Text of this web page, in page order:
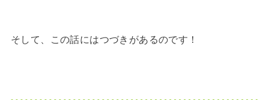
そして、この話にはつづきがあるのです！